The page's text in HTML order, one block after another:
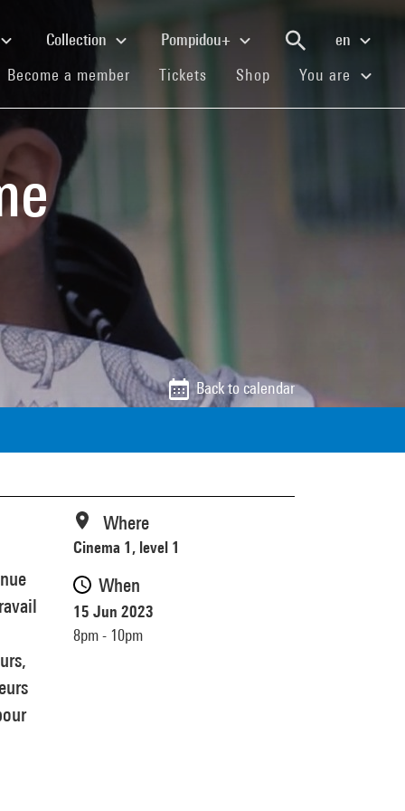
Collection Pompidou+
en
Become a member (current)
Tickets (current)
Shop (current)You are
Back to calendar
Where
Cinema 1, level 1
When
15 Jun 2023
8pm - 10pm